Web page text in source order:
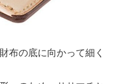
布の底に向かって細く